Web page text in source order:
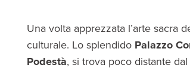
Una volta apprezzata l’arte sacra
culturale. Lo splendido Palazzo
Podestà, si trova poco distante